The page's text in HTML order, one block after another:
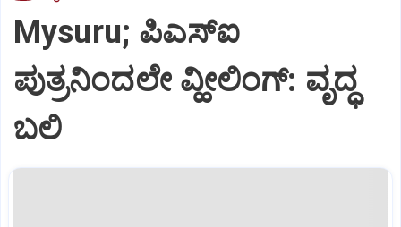
Mysuru; ಪಿಎಸ್‌ಐ
ಪುತ್ರನಿಂದಲೇ ವ್ಹೀಲಿಂಗ್‌: ವೃದ್ಧ
ಬಲಿ